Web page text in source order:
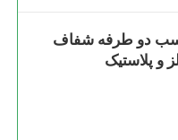
دو طرفه شفاف
و پلاستیک